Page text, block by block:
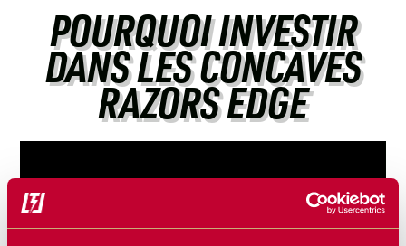
POURQUOI INVESTIR
DANS LES CONCAVES
RAZORS EDGE